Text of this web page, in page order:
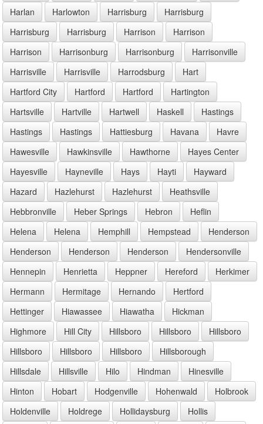
Harlan
Harlowton Harrisburg
Harrisburg
Harrisburg
Harrisburg Harrison
Harrison
Harrison
Harrisonburg Harrisonburg
Harrisonville
Harrisville
Harrisville Harrodsburg
Hart
Hartford City
Hartford Hartford
Hartington
Hartsville
Hartville Hartwell Haskell
Hastings
Hastings
Hastings Hattiesburg Havana
Havre
Hawesville
Hawkinsville Hawthorne
Hayes Center
Hayesville
Hayneville Hays Hayti
Hayward
Hazard
Hazlehurst Hazlehurst
Heathsville
Hebbronville
Heber Springs Hebron
Heflin
Helena
Helena Hemphill Hempstead
Henderson
Henderson
Henderson Henderson
Hendersonville
Hennepin
Henrietta Heppner Hereford
Herkimer
Hermann
Hermitage Hernando
Hertford
Hettinger
Hiawassee Hiawatha
Hickman
Highmore
Hill City Hillsboro Hillsboro
Hillsboro
Hillsboro
Hillsboro Hillsboro
Hillsborough
Hillsdale
Hillsville Hilo Hindman
Hinesville
Hinton
Hobart Hodgenville Hohenwald
Holbrook
Holdenville
Holdrege Hollidaysburg
Hollis